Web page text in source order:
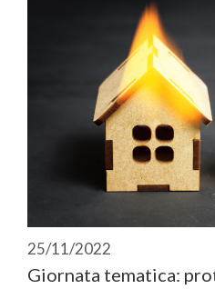
25/11/2022
Giornata tematica: